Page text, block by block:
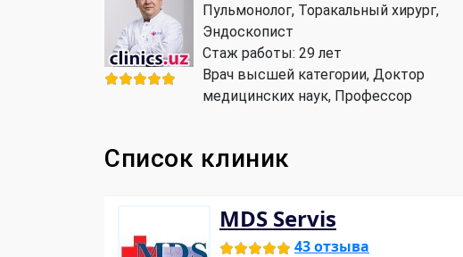
Пульмонолог, Торакальный хирург,
Эндоскопист
Стаж работы: 29 лет
Врач высшей категории, Доктор
медицинских наук, Профессор
Список клиник
MDS Servis
43 отзыва